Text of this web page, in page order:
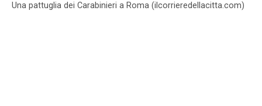
Una pattuglia dei Carabinieri a Roma (ilcorrieredellacitta.com)